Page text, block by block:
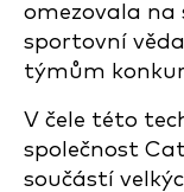
omezovala na
sportovní
týmům
V čele této
společnost
součástí